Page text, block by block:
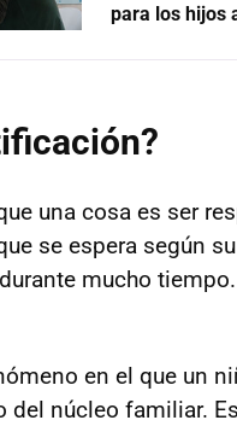
para los hijos
una cosa es ser
se espera según
mucho
en el que un
del núcleo familiar.